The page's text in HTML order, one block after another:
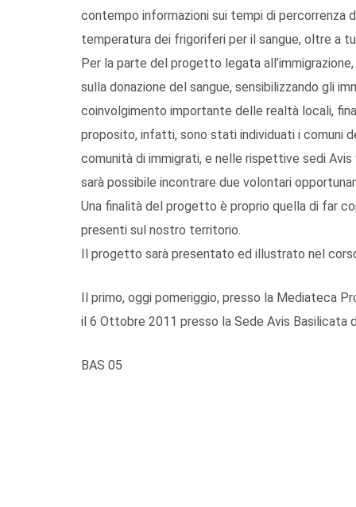
contempo informazioni sui tempi di percorrenza
temperatura dei frigoriferi per il sangue, oltre a
Per la parte del progetto legata
sulla donazione del sangue, sensibilizzando gli
coinvolgimento importante delle realtà locali,
proposito, infatti, sono stati individuati i comuni
comunità di immigrati, e nelle rispettive sedi
sarà possibile incontrare due volontari
Una finalità del progetto è proprio quella di far
presenti sul nostro territorio.
Il progetto sarà presentato ed illustrato nel
Il primo, oggi pomeriggio, presso la Mediateca
il 6 Ottobre 2011 presso la Sede Avis Basilicata
BAS 05